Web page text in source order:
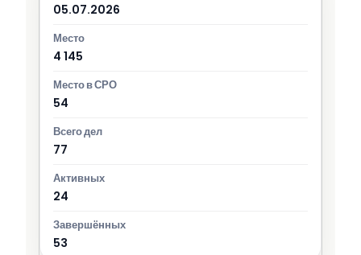
05.07.2026
4 145
54
77
24
53